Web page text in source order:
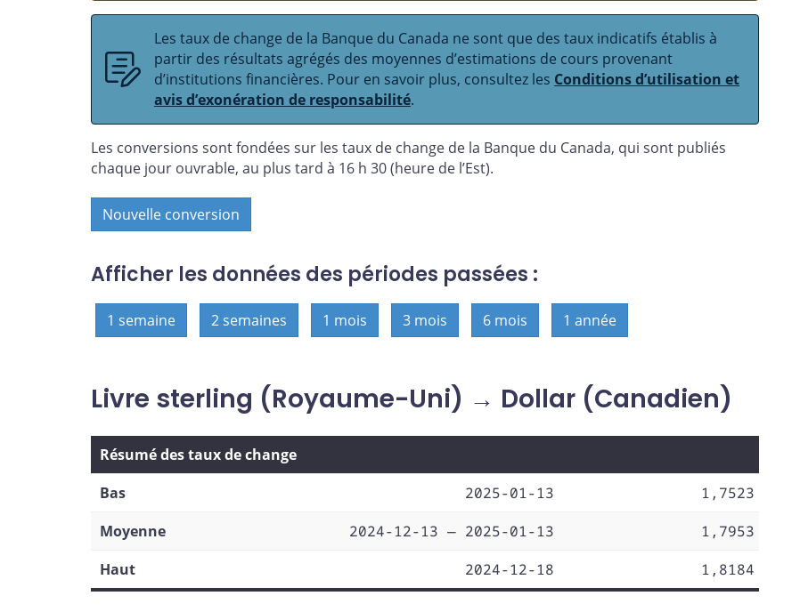
Les taux de change de la Banque du Canada ne sont que des taux indicatifs établis à
partir des résultats agrégés des moyennes d’estimations de cours provenant
d’institutions financières. Pour en savoir plus, consultez les Conditions d’utilisation et
avis d’exonération de responsabilité.
Les conversions sont fondées sur les taux de change de la Banque du Canada, qui sont publiés
chaque jour ouvrable, au plus tard à 16 h 30 (heure de l’Est).
Nouvelle conversion
Afficher les données des périodes passées :
1 semaine 2 semaines 1 mois 3 mois 6 mois 1 année
Livre sterling (Royaume-Uni) → Dollar (Canadien)
Résumé des taux de change
Bas
2025-01-13
1,7523
Moyenne
2024-12-13 — 2025-01-13
1,7953
Haut
2024-12-18 1,8184